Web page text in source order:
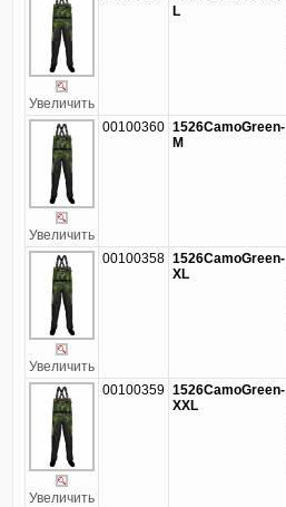
Увеличить
L
Увеличить
00100360 1526CamoGreen-
M
Увеличить
00100358 1526CamoGreen-
XL
Увеличить
00100359 1526CamoGreen-
XXL